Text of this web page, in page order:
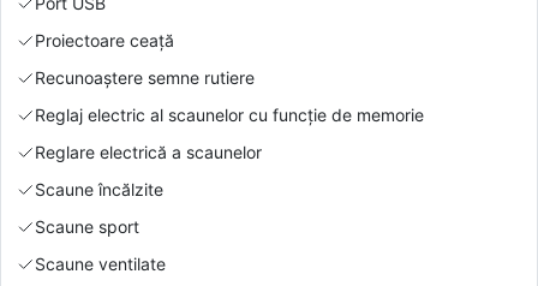
Proiectoare ceață
Recunoaștere semne rutiere
Reglaj electric al scaunelor cu funcție de memorie
Reglare electrică a scaunelor
Scaune încălzite
Scaune sport
Scaune ventilate